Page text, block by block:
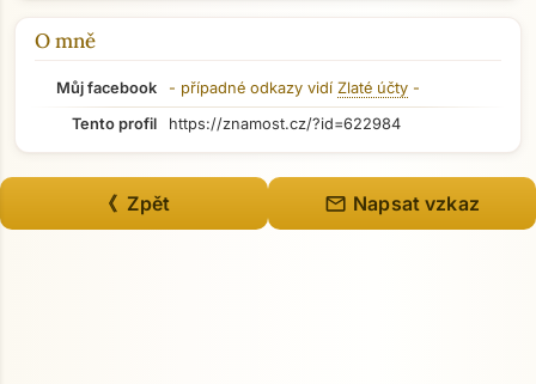
O mně
Můj facebook - případné odkazy vidí Zlaté účty -
Tento profil
https://znamost.cz/?id=622984
《 Zpět mail Napsat vzkaz